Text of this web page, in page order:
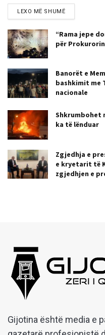
LEXO MË SHUMË
“Rama jepe
për
Banorët e
bashkimit me
nacionale
Shkrumbohet
ka të lënduar
Zgjedhja e
e kryetarit të
zgjedhjen e
Gijotina është media e